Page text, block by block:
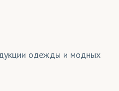
одежды и модных